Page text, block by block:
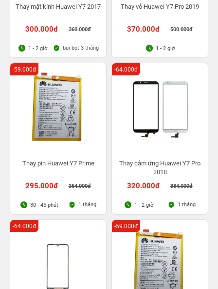
Thay mặt kính Huawei Y7 2017
300.000đ 360.000đ
1 - 2 giờ bụi bọt 3 tháng
Thay vỏ Huawei Y7 Pro 2019
370.000đ 500.000đ
1 - 2 giờ
Thay pin Huawei Y7 Prime
295.000đ 354.000đ
-59.000đ
30 - 45 phút 1 tháng
Thay cảm ứng Huawei Y7 Pro
2018
320.000đ 384.000đ
-64.000đ
1 - 2 giờ 1 tháng
-64.000đ -59.000đ